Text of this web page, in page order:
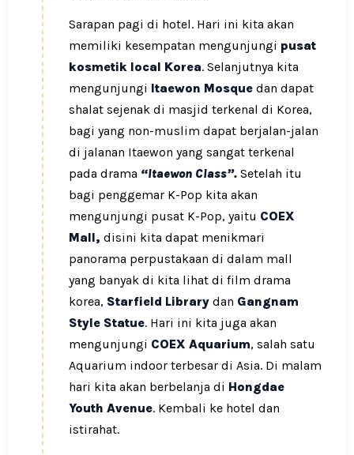
Sarapan pagi di hotel. Hari ini kita akan
memiliki kesempatan mengunjungi pusat
kosmetik local Korea. Selanjutnya kita
mengunjungi Itaewon Mosque dan dapat
shalat sejenak di masjid terkenal di Korea,
bagi yang non-muslim dapat berjalan-jalan
di jalanan Itaewon yang sangat terkenal
pada drama “Itaewon Class”. Setelah itu
bagi penggemar K-Pop kita akan
mengunjungi pusat K-Pop, yaitu COEX
Mall, disini kita dapat menikmari
panorama perpustakaan di dalam mall
yang banyak di kita lihat di film drama
korea, Starfield Library dan Gangnam
Style Statue. Hari ini kita juga akan
mengunjungi COEX Aquarium, salah satu
Aquarium indoor terbesar di Asia. Di malam
hari kita akan berbelanja di Hongdae
Youth Avenue. Kembali ke hotel dan
istirahat.